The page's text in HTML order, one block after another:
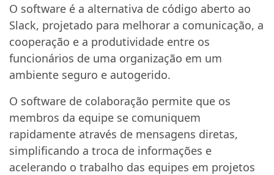
O software é a alternativa de código aberto ao
Slack, projetado para melhorar a comunicação, a
cooperação e a produtividade entre os
funcionários de uma organização em um
ambiente seguro e autogerido.
O software de colaboração permite que os
membros da equipe se comuniquem
rapidamente através de mensagens diretas,
simplificando a troca de informações e
acelerando o trabalho das equipes em projetos